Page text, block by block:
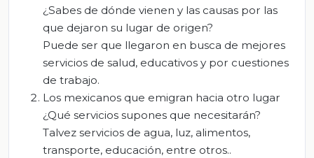
¿Sabes de dónde vienen y las causas por las
que dejaron su lugar de origen?
Puede ser que llegaron en busca de mejores
servicios de salud, educativos y por cuestiones
de trabajo.
Los mexicanos que emigran hacia otro lugar
¿Qué servicios supones que necesitarán?
Talvez servicios de agua, luz, alimentos,
transporte, educación, entre otros..